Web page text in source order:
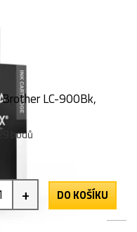
LC-900Bk,
bodů
+ DO KOŠÍKU